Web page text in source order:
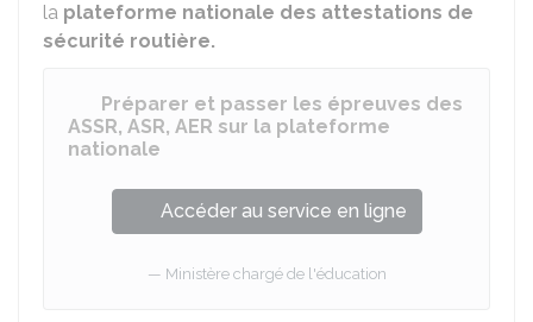
la plateforme nationale des attestations de
sécurité routière.
Préparer et passer les épreuves des
ASSR, ASR, AER sur la plateforme
nationale
Accéder au service en ligne
Ministère chargé de l'éducation